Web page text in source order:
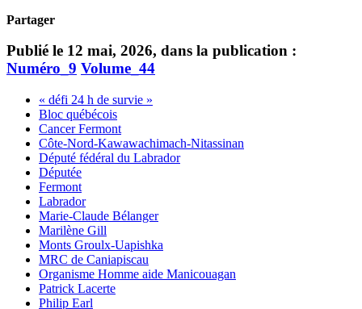
Partager
Publié le 12 mai, 2026, dans la publication :
Numéro_9 Volume_44
« défi 24 h de survie »
Bloc québécois
Cancer Fermont
Côte-Nord-Kawawachimach-Nitassinan
Député fédéral du Labrador
Députée
Fermont
Labrador
Marie-Claude Bélanger
Marilène Gill
Monts Groulx-Uapishka
MRC de Caniapiscau
Organisme Homme aide Manicouagan
Patrick Lacerte
Philip Earl